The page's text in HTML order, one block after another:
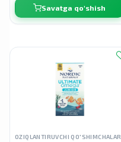
Savatga qo'shish
OZIQLANTIRUVCHI QO'SHIMCHALAR